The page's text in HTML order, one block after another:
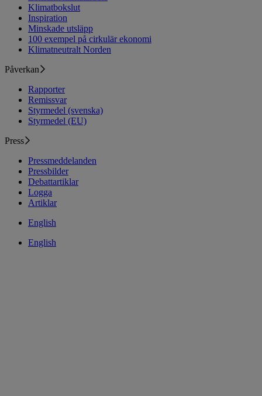
Klimatbokslut
Inspiration
Minskade utsläpp
100 exempel på cirkulär ekonomi
Klimatneutralt Norden
Påverkan
Rapporter
Remissvar
Styrmedel (svenska)
Styrmedel (EU)
Press
Pressmeddelanden
Pressbilder
Debattartiklar
Logga
Artiklar
English
English